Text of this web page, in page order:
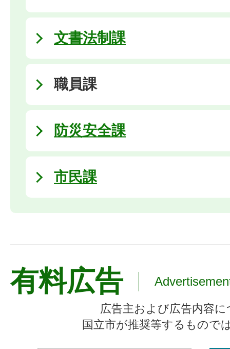
文書法制課
職員課
防災安全課
市民課
有料広告
広告主および広告内容
国立市が推奨等するもので